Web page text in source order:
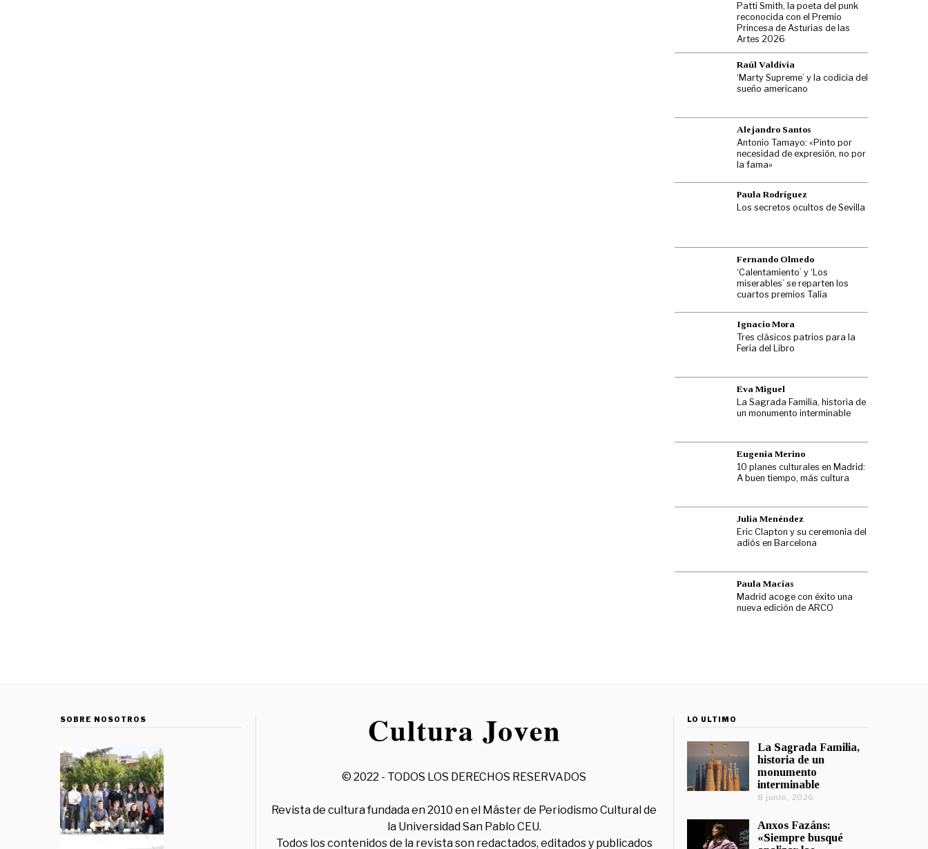
Patti Smith, la poeta del punk
reconocida con el Premio
Princesa de Asturias de las
Artes 2026
Raúl Valdivia
‘Marty Supreme’ y la codicia del
sueño americano
Alejandro Santos
Antonio Tamayo: «Pinto por
necesidad de expresión, no por
la fama»
Paula Rodríguez
Los secretos ocultos de Sevilla
Fernando Olmedo
‘Calentamiento’ y ‘Los
miserables’ se reparten los
cuartos premios Talía
Ignacio Mora
Tres clásicos patrios para la
Feria del Libro
Eva Miguel
La Sagrada Familia, historia de
un monumento interminable
Eugenia Merino
10 planes culturales en Madrid:
A buen tiempo, más cultura
Julia Menéndez
Eric Clapton y su ceremonia del
adiós en Barcelona
Paula Macías
Madrid acoge con éxito una
nueva edición de ARCO
SOBRE NOSOTROS
© 2022 - TODOS LOS DERECHOS RESERVADOS
Revista de cultura fundada en 2010 en el Máster de Periodismo Cultural de
la Universidad San Pablo CEU.
Todos los contenidos de la revista son redactados, editados y publicados
LO ÚLTIMO
La Sagrada Familia,
historia de un
monumento
interminable
8 junio, 2026
Anxos Fazáns:
«Siempre busqué